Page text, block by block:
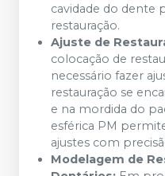
cavidade do dente
restauração.
Ajuste de
colocação de
necessário fazer
restauração se
e na mordida do
esférica PM
ajustes com
Modelagem de